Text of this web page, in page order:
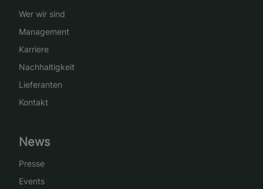
Wer wir sind
Management
Karriere
Nachhaltigkeit
Lieferanten
Kontakt
News
Presse
Events